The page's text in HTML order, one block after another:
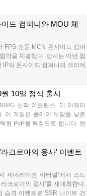
템 개선 및 신화+ 던전 로테이
드 컴퍼니와 MOU 체
FPS 전문 MCN 온사이드 컴퍼
약을 체결했다. 양사는 이번 협
와 온사이드 컴퍼니의 크리에
콘텐츠를 공동 기획한다. 또한
보이며 e스포츠 생태계 확장에
10일 정식 출시
신작 이클립스: 더 어웨이
이 게임은 플레이 부담을 낮춘
형 PvP를 특징으로 합니다. 현
을 진행 중이며 참여자에게는
벤트 등 풍성한 혜택을 마련해
크로아의 용사' 이벤트
제네레이션 이터널’에서 스토
크로아의 용사’를 재개최한다.
습격 이벤트로 SSR 나이트 건